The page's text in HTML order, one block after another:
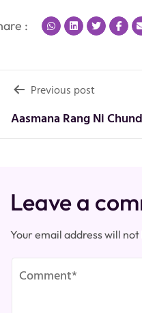
:
Post
navigation
Previous post
Aasmana Rang Ni
Leave a
Your email address will not